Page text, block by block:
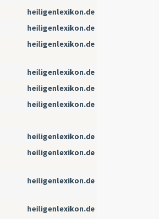
heiligenlexikon.de
heiligenlexikon.de
heiligenlexikon.de
heiligenlexikon.de
heiligenlexikon.de
heiligenlexikon.de
heiligenlexikon.de
heiligenlexikon.de
heiligenlexikon.de
heiligenlexikon.de